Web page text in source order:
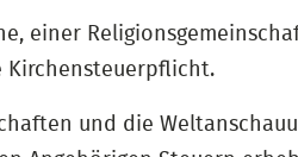
einer
Kirchensteuerpflicht.
und die